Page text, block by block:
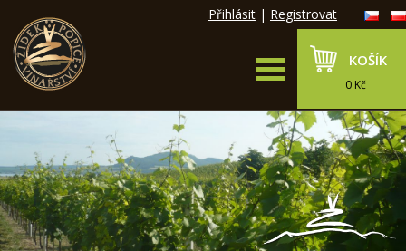
Přihlásit | Registrovat
KOŠÍK
0 Kč